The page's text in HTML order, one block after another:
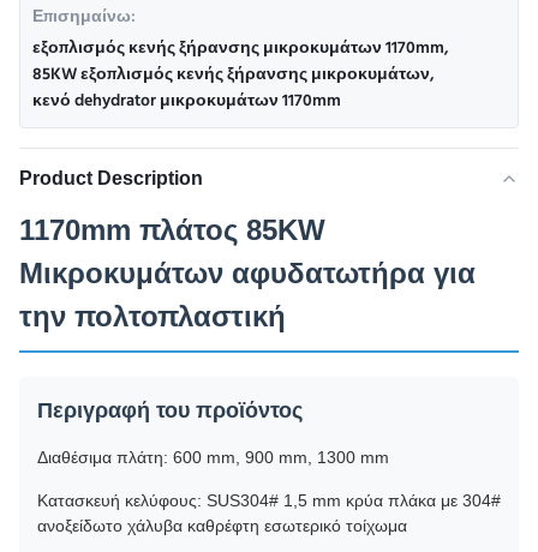
Επισημαίνω:
εξοπλισμός κενής ξήρανσης μικροκυμάτων 1170mm,
85KW εξοπλισμός κενής ξήρανσης μικροκυμάτων,
κενό dehydrator μικροκυμάτων 1170mm
Product Description
1170mm πλάτος 85KW
Μικροκυμάτων αφυδατωτήρα για
την πολτοπλαστική
Περιγραφή του προϊόντος
Διαθέσιμα πλάτη: 600 mm, 900 mm, 1300 mm
Κατασκευή κελύφους: SUS304# 1,5 mm κρύα πλάκα με 304#
ανοξείδωτο χάλυβα καθρέφτη εσωτερικό τοίχωμα